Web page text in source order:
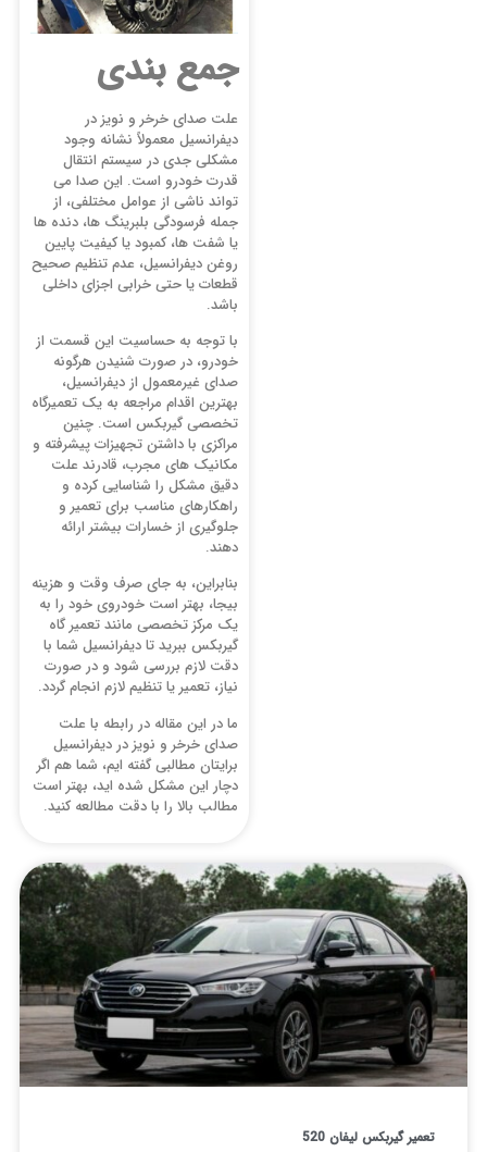
جمع بندی
علت صدای خرخر و نویز در
دیفرانسیل معمولاً نشانه وجود
مشکلی جدی در سیستم انتقال
قدرت خودرو است. این صدا می
تواند ناشی از عوامل مختلفی، از
جمله فرسودگی بلبرینگ ها، دنده ها
یا شفت ها، کمبود یا کیفیت پایین
روغن دیفرانسیل، عدم تنظیم صحیح
قطعات یا حتی خرابی اجزای داخلی
با توجه به حساسیت این قسمت از
خودرو، در صورت شنیدن هرگونه
صدای غیرمعمول از دیفرانسیل،
بهترین اقدام مراجعه به یک تعمیرگاه
تخصصی گیربکس است. چنین
مراکزی با داشتن تجهیزات پیشرفته و
مکانیک های مجرب، قادرند علت
دقیق مشکل را شناسایی کرده و
راهکارهای مناسب برای تعمیر و
جلوگیری از خسارات بیشتر ارائه
بنابراین، به جای صرف وقت و هزینه
بیجا، بهتر است خودروی خود را به
یک مرکز تخصصی مانند تعمیر گاه
گیربکس ببرید تا دیفرانسیل شما با
دقت لازم بررسی شود و در صورت
نیاز، تعمیر یا تنظیم لازم انجام گردد.
ما در این مقاله در رابطه با علت
صدای خرخر و نویز در دیفرانسیل
برایتان مطالبی گفته ایم، شما هم اگر
دچار این مشکل شده اید، بهتر است
مطالب بالا را با دقت مطالعه کنید.
گیربکس لیفان 520